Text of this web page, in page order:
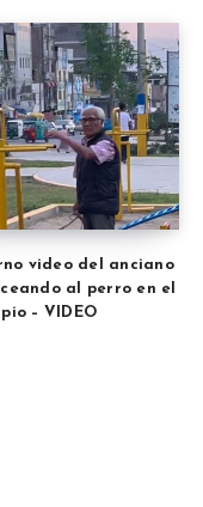
video del anciano
al perro en el
– VIDEO